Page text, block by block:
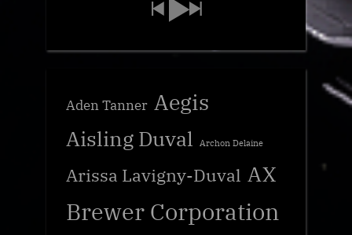
Aden Tanner Aegis
Aisling Duval Archon Delaine
Arissa Lavigny-Duval AX
Brewer Corporation